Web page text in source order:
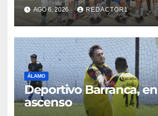
AGO 6, 2026 REDACTOR1
ÁLAMO
Deportivo Barranca, en
ascenso